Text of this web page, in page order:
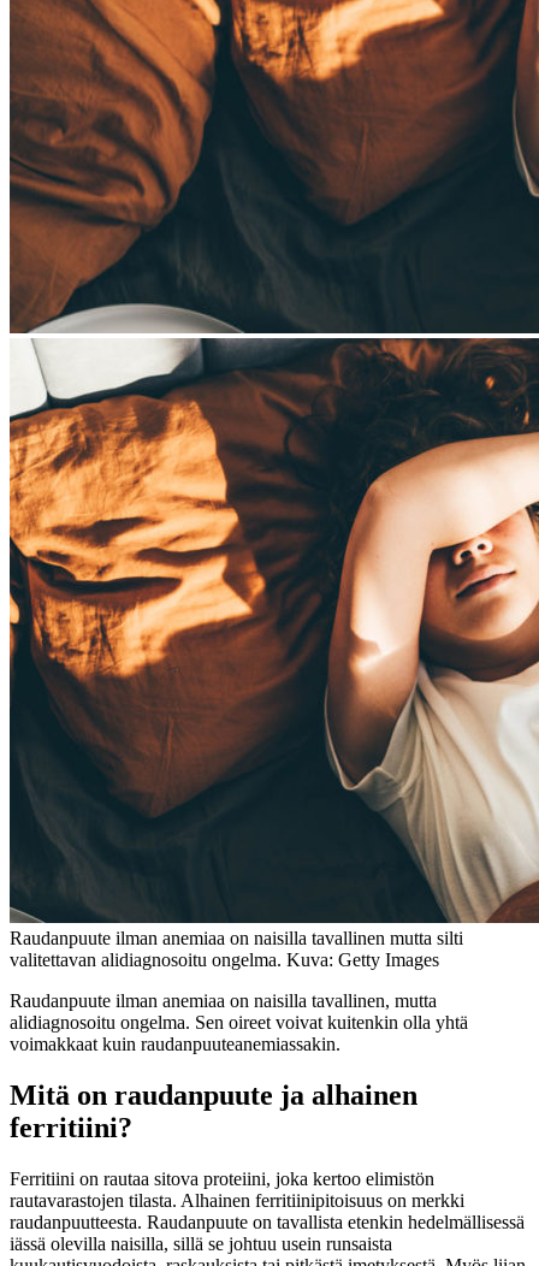
Raudanpuute ilman anemiaa on naisilla tavallinen mutta silti
valitettavan alidiagnosoitu ongelma. Kuva: Getty Images
Raudanpuute ilman anemiaa on naisilla tavallinen, mutta
alidiagnosoitu ongelma. Sen oireet voivat kuitenkin olla yhtä
voimakkaat kuin raudanpuuteanemiassakin.
Mitä on raudanpuute ja alhainen
ferritiini?
Ferritiini on rautaa sitova proteiini, joka kertoo elimistön
rautavarastojen tilasta. Alhainen ferritiinipitoisuus on merkki
raudanpuutteesta. Raudanpuute on tavallista etenkin hedelmällisessä
iässä olevilla naisilla, sillä se johtuu usein runsaista